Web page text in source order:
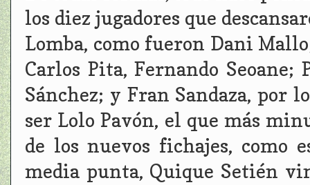
los diez jugadores que
Lomba, como fueron Dani
Carlos Pita, Fernando Seoane;
Sánchez; y Fran Sandaza, por
ser Lolo Pavón, el que más
de los nuevos fichajes, como
media punta, Quique Setién